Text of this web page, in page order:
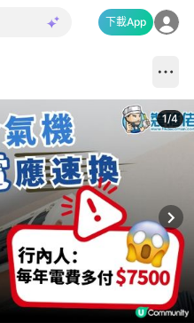
下載App
1/4